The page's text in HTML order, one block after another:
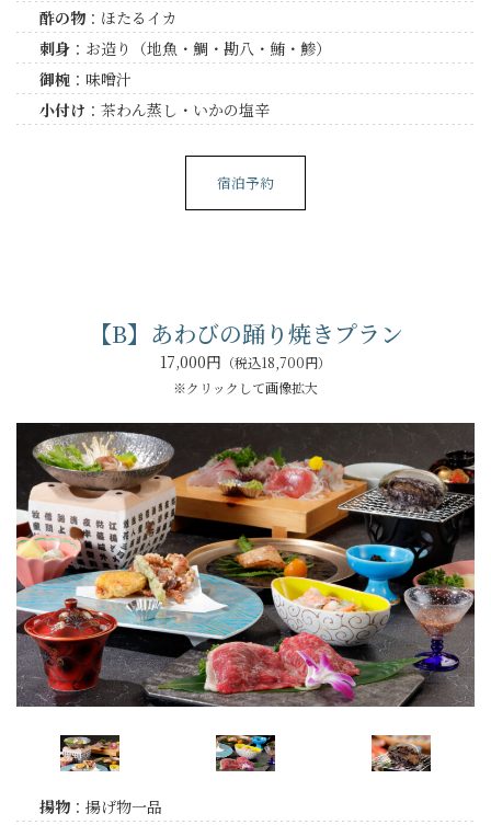
酢の物：ほたるイカ
刺身：お造り（地魚・鯛・勘八・鮪・鯵）
御椀：味噌汁
小付け ：茶わん蒸し・いかの塩辛
宿泊予約
【B】あわびの踊り焼きプラン
17,000円 （税込18,700円）
※クリックして画像拡大
揚物：揚げ物一品